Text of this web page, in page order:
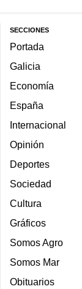
SECCIONES
Portada
Galicia
Economía
España
Internacional
Opinión
Deportes
Sociedad
Cultura
Gráficos
Somos Agro
Somos Mar
Obituarios